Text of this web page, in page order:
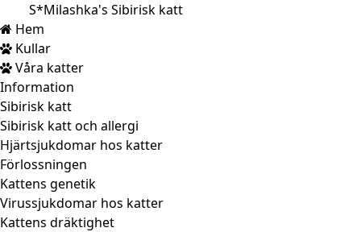
Toggle navigation
S*Milashka's Sibirisk katt
Hem
Kullar
Våra katter
Information
Sibirisk katt
Sibirisk katt och allergi
Hjärtsjukdomar hos katter
Förlossningen
Kattens genetik
Virussjukdomar hos katter
Kattens dräktighet